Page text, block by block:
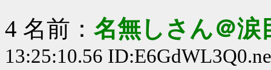
4 名前： 名無しさん＠涙
13:25:10.56